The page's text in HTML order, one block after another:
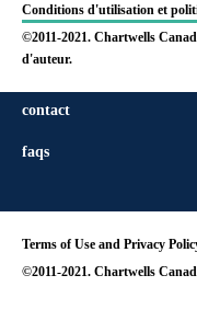
find your school
contact
faqs
Terms of Use and Privacy
©2011-2021. Chartwells
Conditions d'utilisation et
©2011-2021. Chartwells
d'auteur.